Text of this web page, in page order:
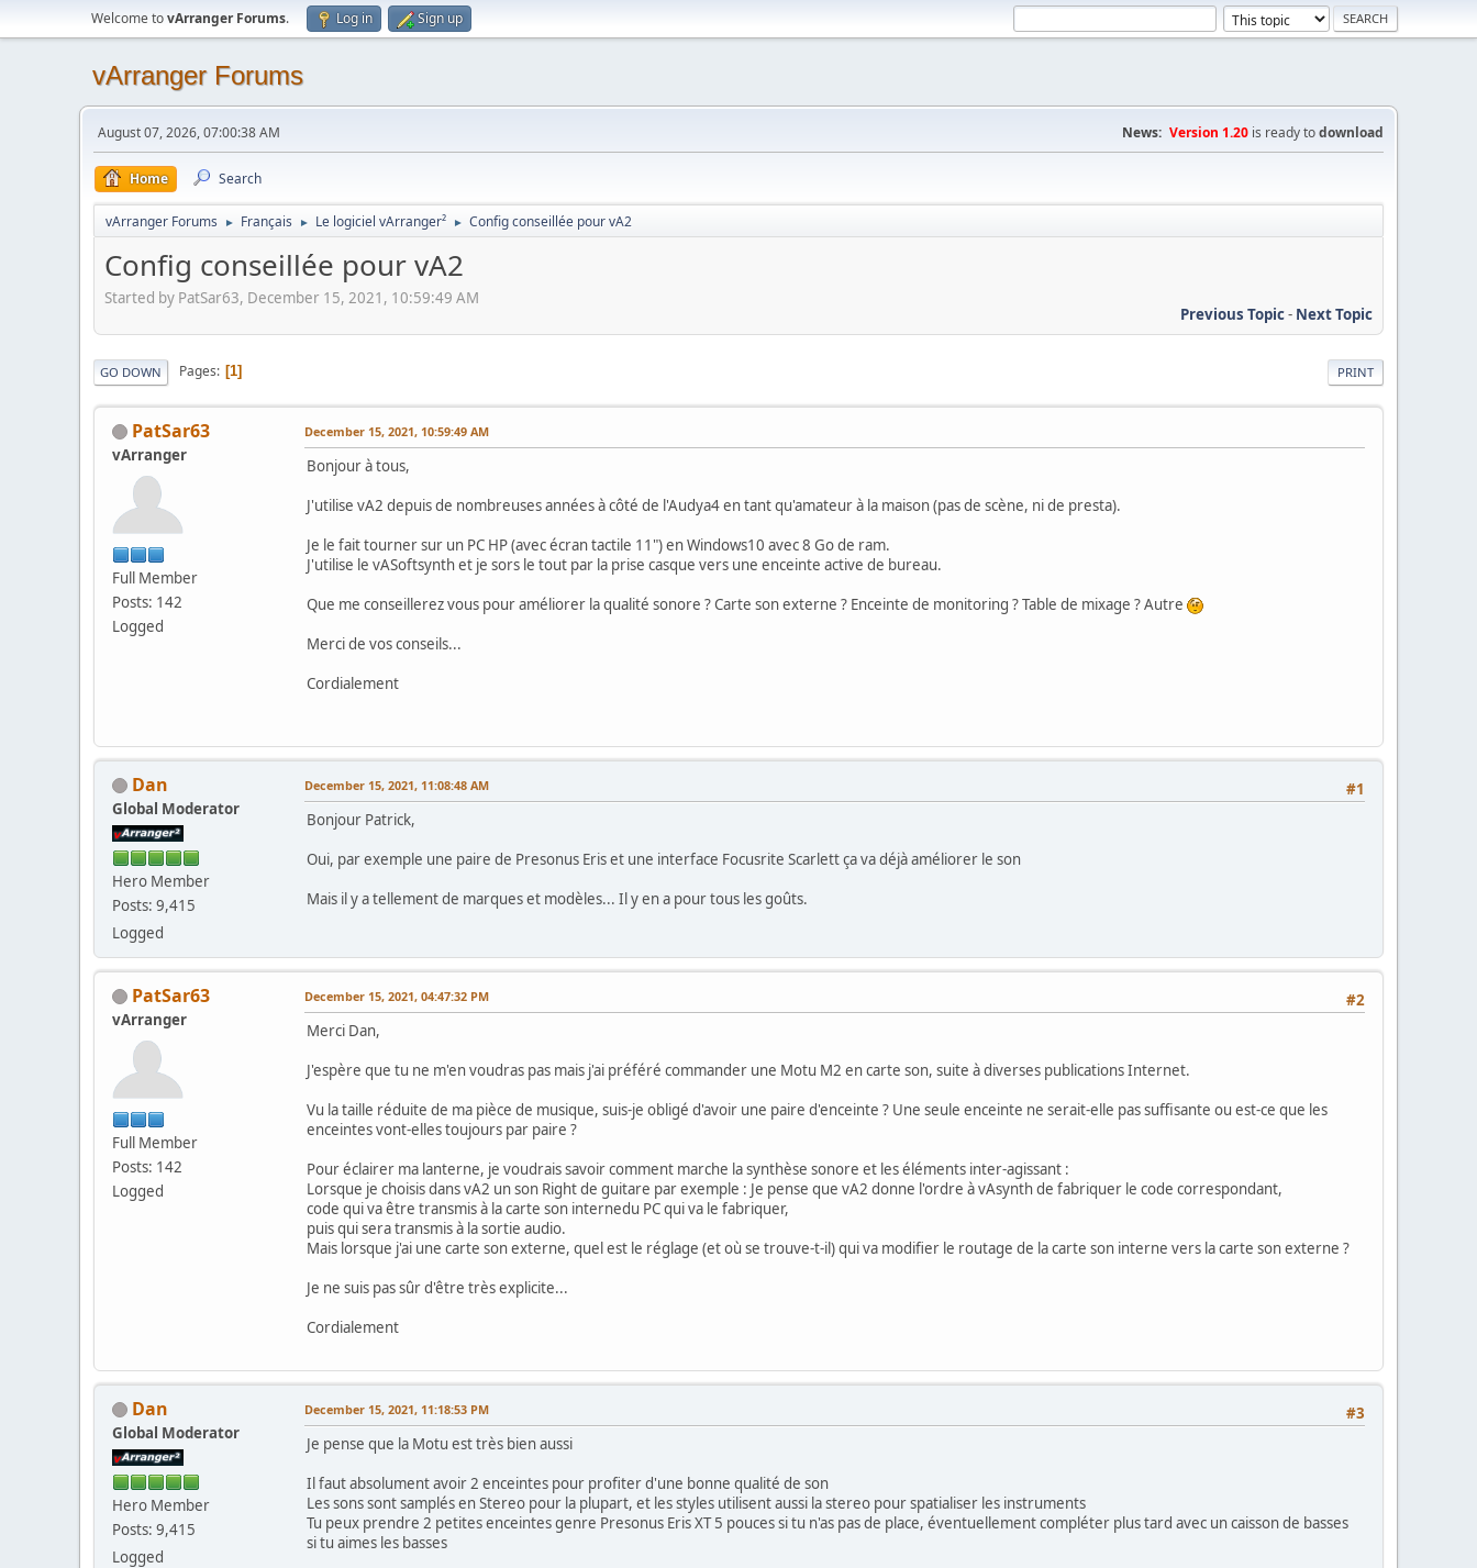
Welcome tovArranger Forums. Log in Sign up
vArranger Forums
August 07, 2026, 07:00:38 AM News: Version 1.20 is ready todownload
Home Search
vArranger Forums ► Français ► Le logiciel vArranger² ► Config conseillée pour vA2
Config conseillée pour vA2
Started by PatSar63, December 15, 2021, 10:59:49 AM
Previous Topic- Next Topic
PRINT
GO DOWN Pages 1
PatSar63
vArranger
Full Member
Posts: 142
Logged
December 15, 2021, 10:59:49 AM
Bonjour à tous,
J'utilise vA2 depuis de nombreuses années à côté de l'Audya4 en tant qu'amateur à la maison (pas de scène, ni de presta).
Je le fait tourner sur un PC HP (avec écran tactile 11") en Windows10 avec 8 Go de ram.
J'utilise le vASoftsynth et je sors le tout par la prise casque vers une enceinte active de bureau.
Que me conseillerez vous pour améliorer la qualité sonore ? Carte son externe ? Enceinte de monitoring ? Table de mixage ? Autre
Merci de vos conseils...
Cordialement
Dan
Global Moderator
Hero Member
Posts: 9,415
Logged
#1
December 15, 2021, 11:08:48 AM
Bonjour Patrick,
Oui, par exemple une paire de Presonus Eris et une interface Focusrite Scarlett ça va déjà améliorer le son
Mais il y a tellement de marques et modèles... Il y en a pour tous les goûts.
PatSar63
vArranger
Full Member
Posts: 142
Logged
#2
December 15, 2021, 04:47:32 PM
Merci Dan,
J'espère que tu ne m'en voudras pas mais j'ai préféré commander une Motu M2 en carte son, suite à diverses publications Internet.
Vu la taille réduite de ma pièce de musique, suis-je obligé d'avoir une paire d'enceinte ? Une seule enceinte ne serait-elle pas suffisante ou est-ce que les
enceintes vont-elles toujours par paire ?
Pour éclairer ma lanterne, je voudrais savoir comment marche la synthèse sonore et les éléments inter-agissant :
Lorsque je choisis dans vA2 un son Right de guitare par exemple : Je pense que vA2 donne l'ordre à vAsynth de fabriquer le code correspondant,
code qui va être transmis à la carte son internedu PC qui va le fabriquer,
puis qui sera transmis à la sortie audio.
Mais lorsque j'ai une carte son externe, quel est le réglage (et où se trouve-t-il) qui va modifier le routage de la carte son interne vers la carte son externe ?
Je ne suis pas sûr d'être très explicite...
Cordialement
Dan
Global Moderator
Hero Member
Posts: 9,415
Logged
#3
December 15, 2021, 11:18:53 PM
Je pense que la Motu est très bien aussi
Il faut absolument avoir 2 enceintes pour profiter d'une bonne qualité de son
Les sons sont samplés en Stereo pour la plupart, et les styles utilisent aussi la stereo pour spatialiser les instruments
Tu peux prendre 2 petites enceintes genre Presonus Eris XT 5 pouces si tu n'as pas de place, éventuellement compléter plus tard avec un caisson de basses
si tu aimes les basses